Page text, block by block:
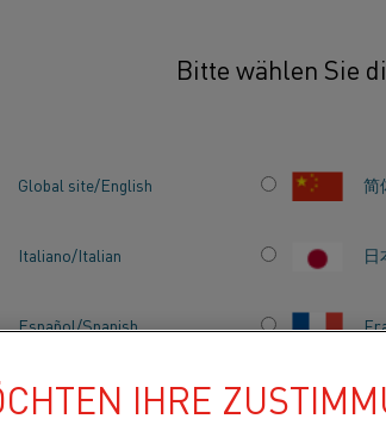
Bitte wählen Sie
Global site/English 简
Italiano/Italian 日
Español/Spanish
UND
IHRE